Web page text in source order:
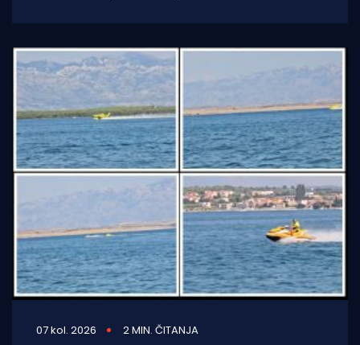
07 kol. 2026 2 MIN. ČITANJA